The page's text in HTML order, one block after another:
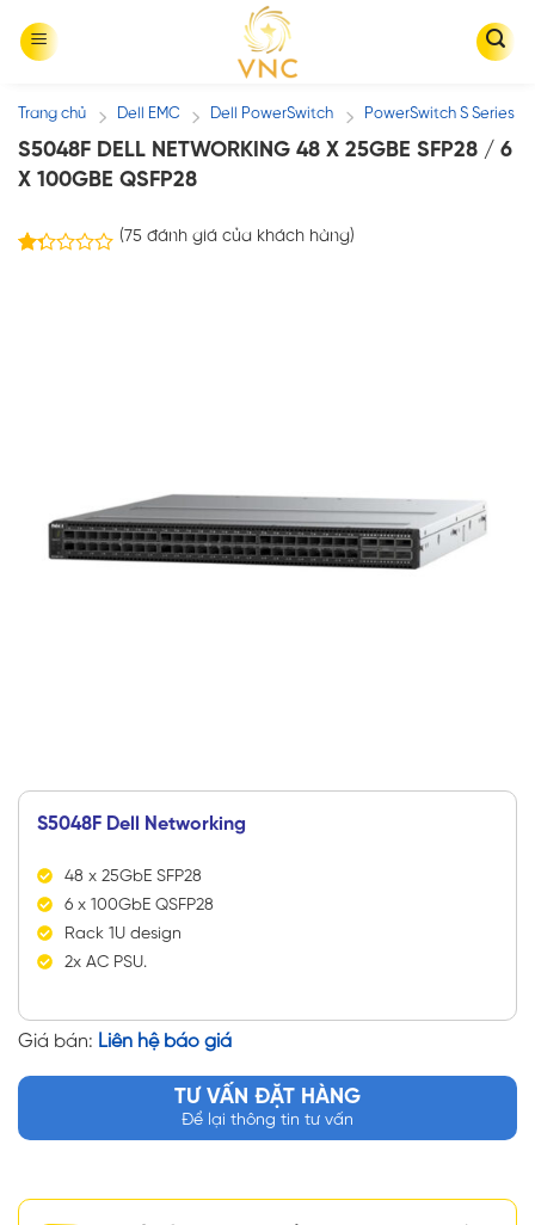
Trang chủ / Dell EMC / Dell PowerSwitch / PowerSwitch S Series
S5048F DELL NETWORKING 48 X 25GBE SFP28 / 6
X 100GBE QSFP28
(75 đánh giá của khách hàng)
S5048F Dell Networking
48 x 25GbE SFP28
6 x 100GbE QSFP28
Rack 1U design
2x AC PSU.
Giá bán: Liên hệ báo giá
TƯ VẤN ĐẶT HÀNG
Để lại thông tin tư vấn